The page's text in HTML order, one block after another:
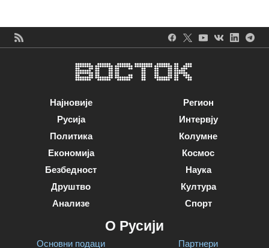
Најновије
Русија
Политика
Економија
Безбедност
Друштво
Анализе
Регион
Интервју
Колумне
Космос
Наука
Култура
Спорт
О Русији
Основни подаци Партнери